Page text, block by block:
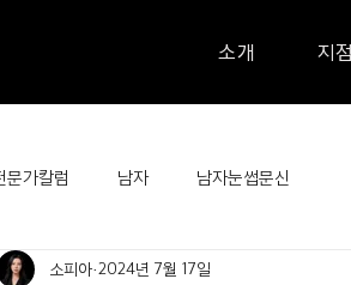
소개 지점
문가칼럼 남자 남자눈썹문신
소피아 2024년 7월 17일